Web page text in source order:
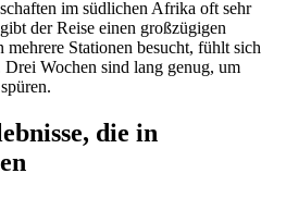
im südlichen Afrika oft sehr
der Reise einen großzügigen
Stationen besucht, fühlt sich
Wochen sind lang genug, um
die in